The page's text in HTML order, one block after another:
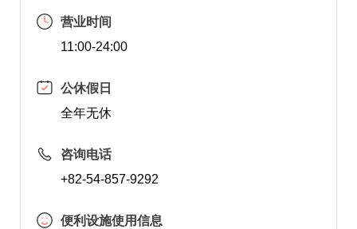
营业时间
11:00-24:00
公休假日
全年无休
咨询电话
+82-54-857-9292
便利设施使用信息